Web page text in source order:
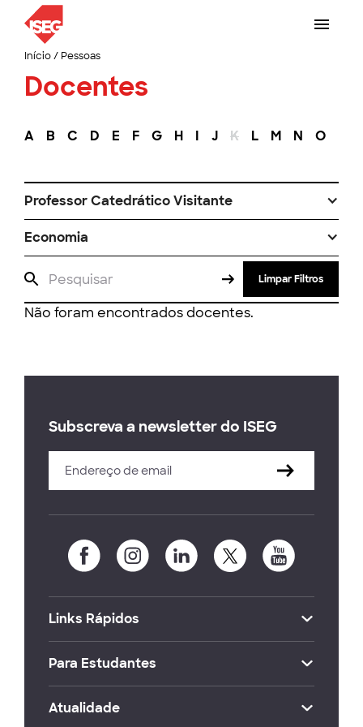
Início/ Pessoas
Docentes
A B C D E F G H I J K L M N O
Professor Catedrático Visitante
Economia
Limpar Filtros
Não foram encontrados docentes.
Subscreva a newsletter do ISEG
Links Rápidos
Para Estudantes
Atualidade